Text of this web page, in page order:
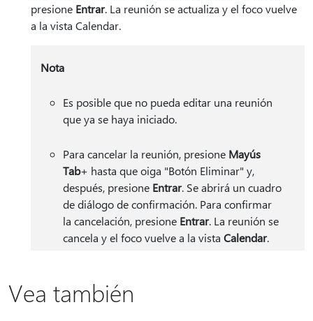
presione Entrar. La reunión se actualiza y el foco vuelve
a la vista Calendar.
Nota
Es posible que no pueda editar una reunión
que ya se haya iniciado.
Para cancelar la reunión, presione Mayús
Tab+ hasta que oiga "Botón Eliminar" y,
después, presione Entrar.Se abrirá un cuadro
de diálogo de confirmación. Para confirmar
la cancelación, presione Entrar. La reunión se
cancela y el foco vuelve a la vista Calendar.
Vea también